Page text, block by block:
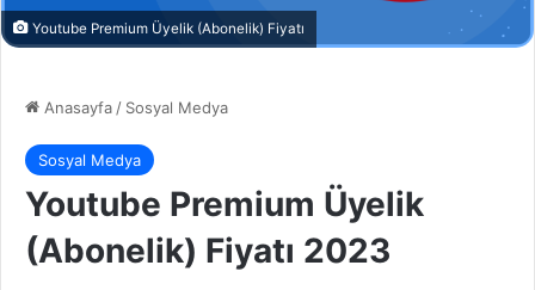
Youtube Premium Üyelik (Abonelik) Fiyatı
Anasayfa / Sosyal Medya
Sosyal Medya
Youtube Premium Üyelik
(Abonelik) Fiyatı 2023